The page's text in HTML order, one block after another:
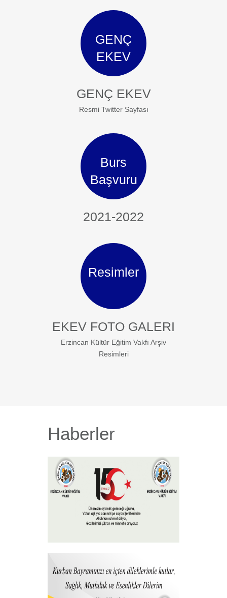
GENÇ
EKEV
GENÇ EKEV
Resmi Twitter Sayfası
Burs
Başvuru
2021-2022
Resimler
EKEV FOTO GALERI
Erzincan Kültür Eğitim Vakfı Arşiv
Resimleri
Haberler
+